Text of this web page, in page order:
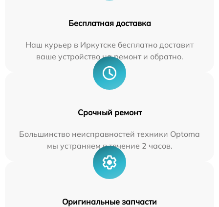
Бесплатная доставка
Наш курьер в Иркутске бесплатно доставит
ваше устройство на ремонт и обратно.
Срочный ремонт
Большинство неисправностей техники Optoma
мы устраняем в течение 2 часов.
Оригинальные запчасти